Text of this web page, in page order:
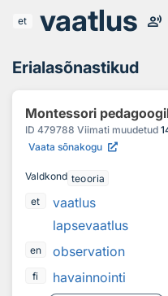
et vaatlus record_voice_over
Erialasõnastikud
Montessori
ID 479788 Viimati muudetud
Vaata sõnakogu
Valdkond teooria
et
vaatlus
lapsevaatlus
en observation
fi
havainnointi